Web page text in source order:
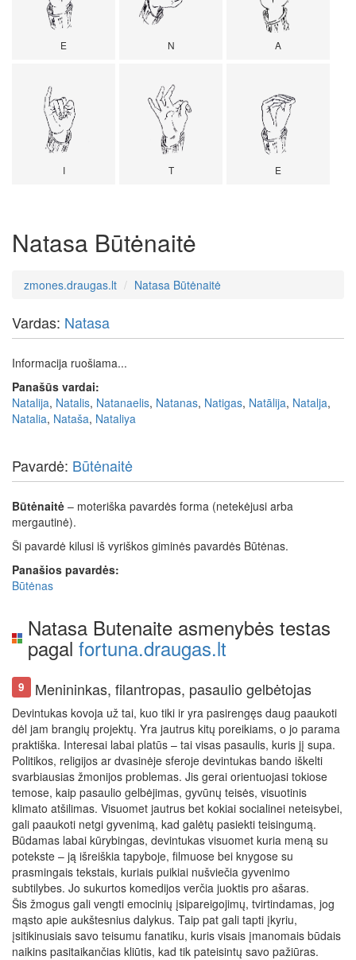
E N A
I T E
Natasa Būtėnaitė
zmones.draugas.lt Natasa Būtėnaitė
Vardas: Natasa
Informacija ruošiama...
Panašūs vardai:
Natalija, Natalis, Natanaelis, Natanas, Natigas, Natālija, Natalja,
Natalia, Nataša, Nataliya
Pavardė: Būtėnaitė
Būtėnaitė – moteriška pavardės forma (netekėjusi arba
mergautinė).
Ši pavardė kilusi iš vyriškos giminės pavardės Būtėnas.
Panašios pavardės:
Būtėnas
Natasa Butenaite asmenybės testas
pagal fortuna.draugas.lt
9 Menininkas, filantropas, pasaulio gelbėtojas
Devintukas kovoja už tai, kuo tiki ir yra pasirengęs daug paaukoti
dėl jam brangių projektų. Yra jautrus kitų poreikiams, o jo parama
praktiška. Interesai labai platūs – tai visas pasaulis, kuris jį supa.
Politikos, religijos ar dvasinėje sferoje devintukas bando iškelti
svarbiausias žmonijos problemas. Jis gerai orientuojasi tokiose
temose, kaip pasaulio gelbėjimas, gyvūnų teisės, visuotinis
klimato atšilimas. Visuomet jautrus bet kokiai socialinei neteisybei,
gali paaukoti netgi gyvenimą, kad galėtų pasiekti teisingumą.
Būdamas labai kūrybingas, devintukas visuomet kuria meną su
potekste – ją išreiškia tapyboje, filmuose bei knygose su
prasmingais tekstais, kuriais puikiai nušviečia gyvenimo
subtilybes. Jo sukurtos komedijos verčia juoktis pro ašaras.
Šis žmogus gali vengti emocinių įsipareigojimų, tvirtindamas, jog
mąsto apie aukštesnius dalykus. Taip pat gali tapti įkyriu,
įsitikinusiais savo teisumu fanatiku, kuris visais įmanomais būdais
naikins pasitaikančias kliūtis, kad tik pateisintų savo pažiūras.